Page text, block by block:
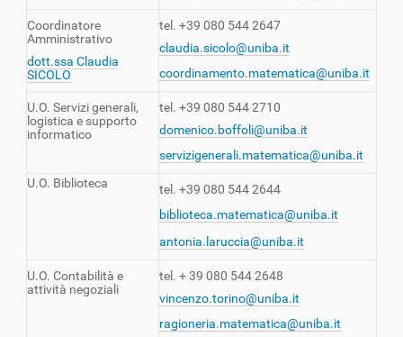
Coordinatore
Amministrativo
dott.ssa Claudia
SICOLO
tel. +39 080 544 2647
claudia.sicolo@uniba.it
coordinamento.matematica@uniba.it
U.O. Servizi generali,
logistica e supporto
informatico
tel. +39 080 544 2710
domenico.boffoli@uniba.it
servizigenerali.matematica@uniba.it
U.O. Biblioteca
tel. +39 080 544 2644
biblioteca.matematica@uniba.it
antonia.laruccia@uniba.it
U.O. Contabilità e
attività negoziali
tel. + 39 080 544 2648
vincenzo.torino@uniba.it
ragioneria.matematica@uniba.it